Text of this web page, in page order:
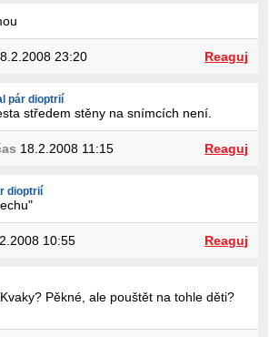
23:20 Reaguj
pár dioptrií
středem stěny na snímcích není.
18.2.2008 11:15 Reaguj
dioptrií
10:55 Reaguj
Pěkné, ale pouštět na tohle děti?